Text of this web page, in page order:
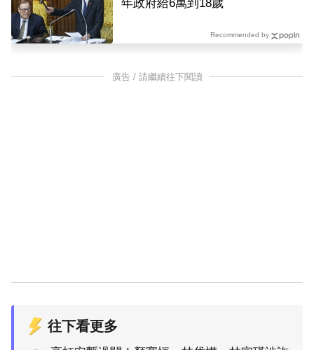
年政府給6萬到18歲
Recommended by
廣告 / 請繼續往下閱讀
往下看更多